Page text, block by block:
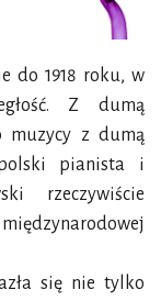
do 1918 roku, w
Z dumą
muzycy z dumą
pianista i
rzeczywiście
się nie tylko